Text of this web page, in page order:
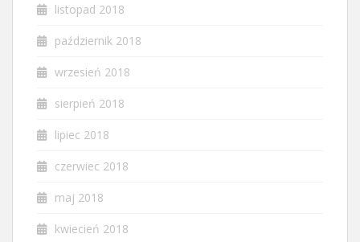
listopad 2018
październik 2018
wrzesień 2018
sierpień 2018
lipiec 2018
czerwiec 2018
maj 2018
kwiecień 2018